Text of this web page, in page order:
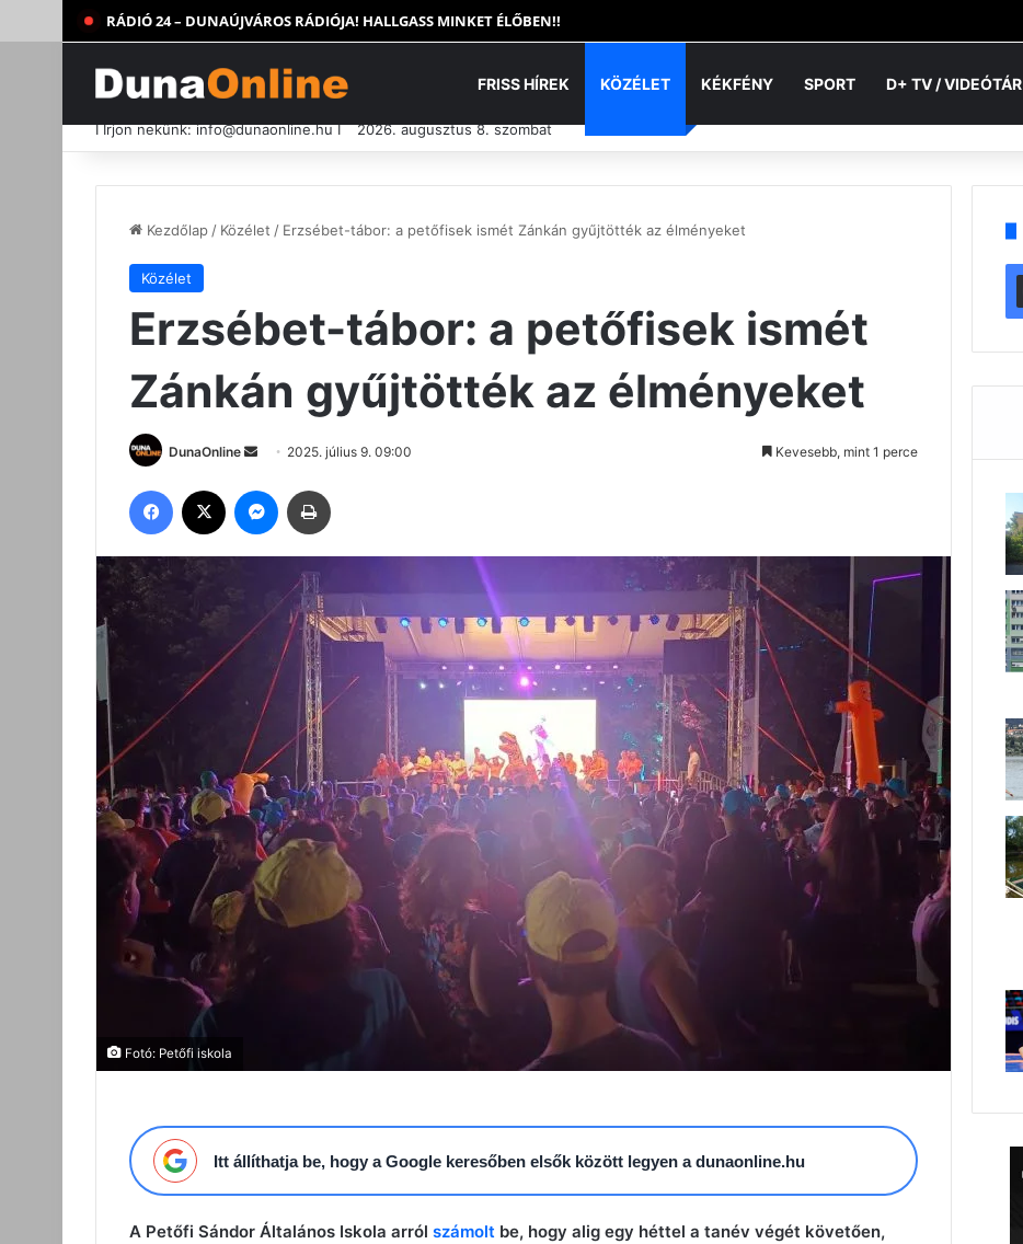
RÁDIÓ 24 – DUNAÚJVÁROS RÁDIÓJA! HALLGASS MINKET ÉLŐBEN!!
FRISS HÍREK KÖZÉLET KÉKFÉNY SPORT D+ TV / VIDEÓTÁR
I Írjon nekünk:info@dunaonline.huI 2026. augusztus 8. szombat
Kezdőlap / Közélet / Erzsébet-tábor: a petőfisek ismét Zánkán gyűjtötték az élményeket
Közélet
Erzsébet-tábor: a petőfisek ismét
Zánkán gyűjtötték az élményeket
DunaOnline
Send
email
2025. július 9. 09:00 Kevesebb, mint 1 perce
Facebook Messenger
Fotó: Petőfi iskola
Itt állíthatja be, hogy a Google keresőben elsők között legyen a dunaonline.hu
A Petőfi Sándor Általános Iskola arról számolt be, hogy alig egy héttel a tanév végét követően,